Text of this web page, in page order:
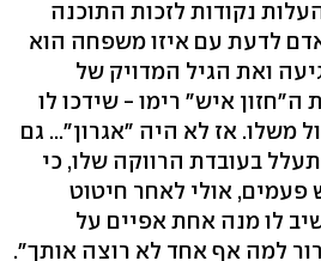
נקודות לזכות התוכנה
לדעת עם איזו משפחה הוא
ואת הגיל המדויק של
איש" רימו - שידכו לו
משלו. אז לא היה "אגרון"... גם
בעובדת הרווקה שלו, כי
פעמים, אולי לאחר חיטוט
לו מנה אחת אפיים על
למה אף אחד לא רוצה אותך".